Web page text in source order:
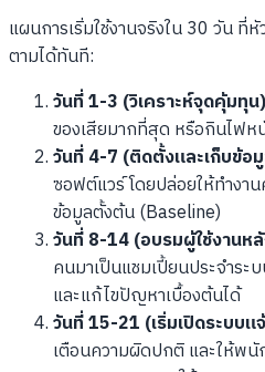
แผนการเริ่มใช้งานจริงใน 30 วัน ที่
ตามได้ทันที:
วันที่ 1-3 (วิเคราะห์จุดคุ้มทุน
ของเสียมากที่สุด หรือกินไฟห
วันที่ 4-7 (ติดตั้งและเก็บข้อ
ซอฟต์แวร์ โดยปล่อยให้ทำงา
ข้อมูลตั้งต้น (Baseline)
วันที่ 8-14 (อบรมผู้ใช้งานห
คนมาเป็นแชมเปี้ยนประจำระ
และแก้ไขปัญหาเบื้องต้นได้
วันที่ 15-21 (เริ่มเปิดระบบแ
เตือนความผิดปกติ และให้พ